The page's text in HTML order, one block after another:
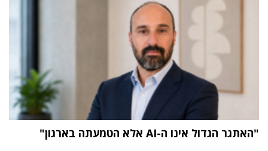
"האתגר הגדול אינו ה-AI אלא הטמעתה בארגון"